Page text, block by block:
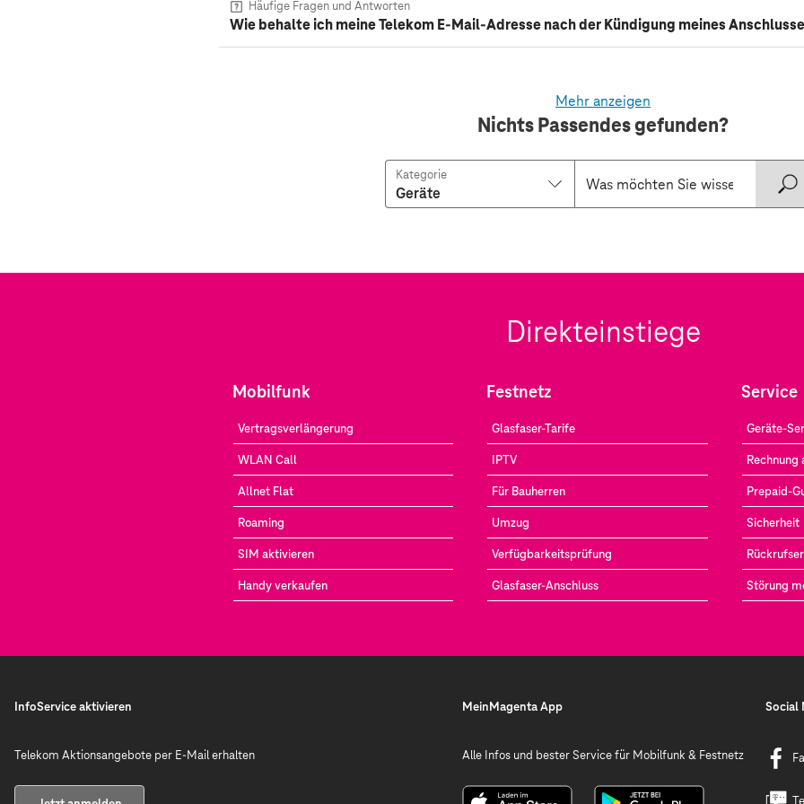
Häufige Fragen und Antworten
Wie behalte ich meine Telekom E-Mail-Adresse nach der Kündigung meines
Mehr anzeigen
Nichts Passendes gefunden?
Geräte
Kategorie
Direkteinstiege
Mobilfunk
Vertragsverlängerung
WLAN Call
Allnet Flat
Roaming
SIM aktivieren
Handy verkaufen
Festnetz
Glasfaser-Tarife
IPTV
Für Bauherren
Umzug
Verfügbarkeitsprüfung
Glasfaser-Anschluss
Service
Geräte-
Rechnung
Prepaid-
Sicherheit
Störung
InfoService aktivieren
Telekom Aktionsangebote per E-Mail erhalten
MeinMagenta App
Alle Infos und bester Service für Mobilfunk & Festnetz
Social